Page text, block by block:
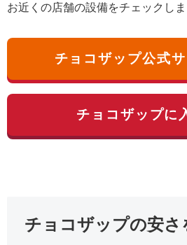
お近くの店舗の設備をチェックしま
チョコザップ公式
チョコザップに
チョコザップの安さ